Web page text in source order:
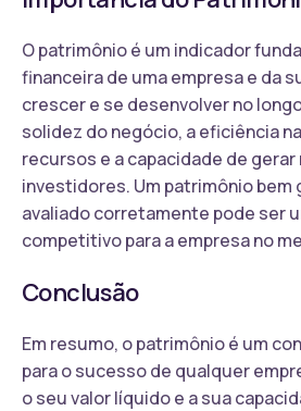
O patrimônio é um indicador
financeira de uma empresa e da
crescer e se desenvolver no
solidez do negócio, a eficiência
recursos e a capacidade de
investidores. Um patrimônio bem
avaliado corretamente pode ser
competitivo para a empresa no
Conclusão
Em resumo, o patrimônio é um
para o sucesso de qualquer
o seu valor líquido e a sua